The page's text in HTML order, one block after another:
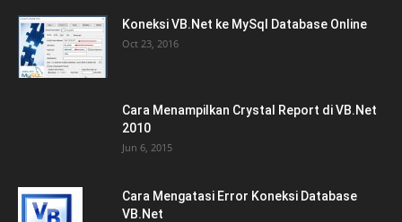
Koneksi VB.Net ke MySql Database Online
Oct 23, 2016
Cara Menampilkan Crystal Report di VB.Net
2010
Jun 6, 2015
Cara Mengatasi Error Koneksi Database
VB.Net